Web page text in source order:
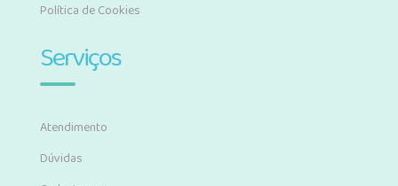
Política de Cookies
Serviços
Atendimento
Dúvidas